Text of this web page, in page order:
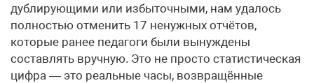
дублирующими или избыточными, нам удалось
полностью отменить 17 ненужных отчётов,
которые ранее педагоги были вынуждены
составлять вручную. Это не просто статистическая
цифра — это реальные часы, возвращённые